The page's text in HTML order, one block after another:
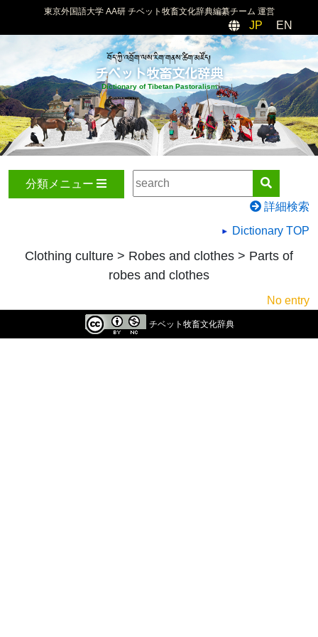
東京外国語大学 AA研 チベット牧畜文化辞典編纂チーム 運営
JP EN
བོད་ཀྱི་འབྲོག་ལས་རིག་གནས་ཚིག་མཛོད།
チベット牧畜文化辞典
Dictionary of Tibetan Pastoralism
分類メニュー
詳細検索
Dictionary TOP
Clothing culture > Robes and clothes > Parts of
robes and clothes
No entry
チベット牧畜文化辞典